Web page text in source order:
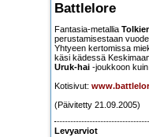
Battlelore
Fantasia-metallia
perustamisestaan
Yhtyeen kertomissa
käsi kädessä
Uruk-hai -joukkoon kuin
Kotisivut:
(Päivitetty 21.09.2005)
Levyarviot